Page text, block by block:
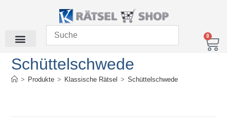
0
Schüttelschwede
> Produkte > Klassische Rätsel > Schüttelschwede